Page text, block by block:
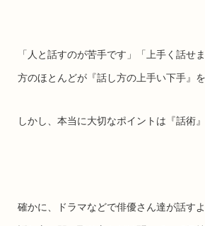
「人と話すのが苦手です」「上手く話せ
方のほとんどが『話し方の上手い下手』を
しかし、本当に大切なポイントは『話術
確かに、ドラマなどで俳優さん達が話す